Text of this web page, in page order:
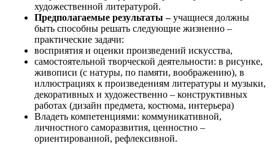
художественной литературой.
Предполагаемые результаты –учащиеся должны
быть способны решать следующие жизненно –
практические задачи:
восприятия и оценки произведений искусства,
самостоятельной творческой деятельности: в рисунке,
живописи (с натуры, по памяти, воображению), в
иллюстрациях к произведениям литературы и музыки,
декоративных и художественно – конструктивных
работах (дизайн предмета, костюма, интерьера)
Владеть компетенциями: коммуникативной,
личностного саморазвития, ценностно –
ориентированной, рефлексивной.